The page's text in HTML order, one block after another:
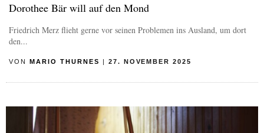
Dorothee Bär will auf den Mond
Friedrich Merz flieht gerne vor seinen Problemen ins Ausland, um dort
den...
VON MARIO THURNES | 27. NOVEMBER 2025